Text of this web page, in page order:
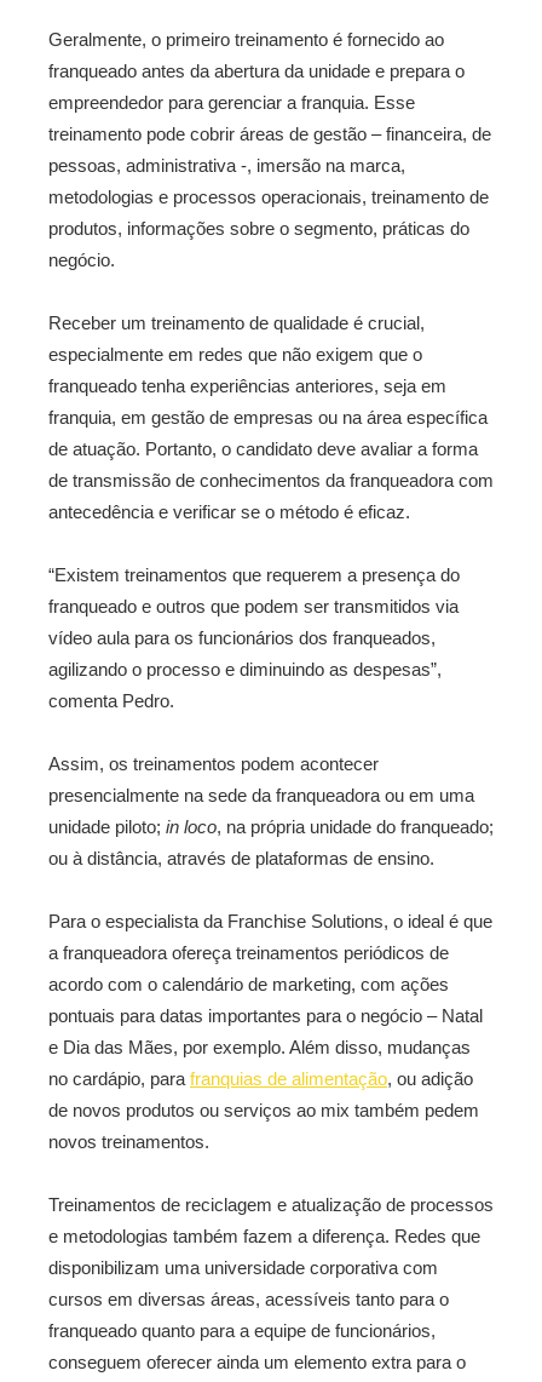
Geralmente, o primeiro treinamento é fornecido ao
franqueado antes da abertura da unidade e prepara o
empreendedor para gerenciar a franquia. Esse
treinamento pode cobrir áreas de gestão – financeira, de
pessoas, administrativa -, imersão na marca,
metodologias e processos operacionais, treinamento de
produtos, informações sobre o segmento, práticas do
negócio.
Receber um treinamento de qualidade é crucial,
especialmente em redes que não exigem que o
franqueado tenha experiências anteriores, seja em
franquia, em gestão de empresas ou na área específica
de atuação. Portanto, o candidato deve avaliar a forma
de transmissão de conhecimentos da franqueadora com
antecedência e verificar se o método é eficaz.
“Existem treinamentos que requerem a presença do
franqueado e outros que podem ser transmitidos via
vídeo aula para os funcionários dos franqueados,
agilizando o processo e diminuindo as despesas”,
comenta Pedro.
Assim, os treinamentos podem acontecer
presencialmente na sede da franqueadora ou em uma
unidade piloto; in loco, na própria unidade do franqueado;
ou à distância, através de plataformas de ensino.
Para o especialista da Franchise Solutions, o ideal é que
a franqueadora ofereça treinamentos periódicos de
acordo com o calendário de marketing, com ações
pontuais para datas importantes para o negócio – Natal
e Dia das Mães, por exemplo. Além disso, mudanças
no cardápio, para franquias de alimentação, ou adição
de novos produtos ou serviços ao mix também pedem
novos treinamentos.
Treinamentos de reciclagem e atualização de processos
e metodologias também fazem a diferença. Redes que
disponibilizam uma universidade corporativa com
cursos em diversas áreas, acessíveis tanto para o
franqueado quanto para a equipe de funcionários,
conseguem oferecer ainda um elemento extra para o